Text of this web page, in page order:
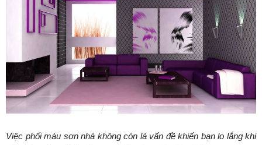
Việc phối màu sơn nhà không còn là vấn đề khiến bạn lo lắng khi